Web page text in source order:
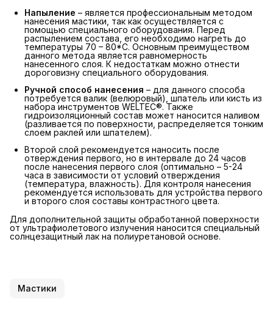
Напыление – является профессиональным методом
нанесения мастики, так как осуществляется с
помощью специального оборудования. Перед
распылением состава, его необходимо нагреть до
температуры 70 – 80*С. Основным преимуществом
данного метода является равномерность
нанесенного слоя. К недостаткам можно отнести
дороговизну специального оборудования.
Ручной способ нанесения – для данного способа
потребуется валик (велюровый), шпатель или кисть из
набора инструментов WELTEC®. Также
гидроизоляционный состав может наносится наливом
(разливается по поверхности, распределяется тонким
слоем раклей или шпателем).
Второй слой рекомендуется наносить после
отверждения первого, но в интервале до 24 часов
после нанесения первого слоя (оптимально – 5-24
часа в зависимости от условий отверждения
(температура, влажность). Для контроля нанесения
рекомендуется использовать для устройства первого
и второго слоя составы контрастного цвета.
Для дополнительной защиты обработанной поверхности
от ультрафиолетового излучения наносится специальный
солнцезащитный лак на полиуретановой основе.
Мастики